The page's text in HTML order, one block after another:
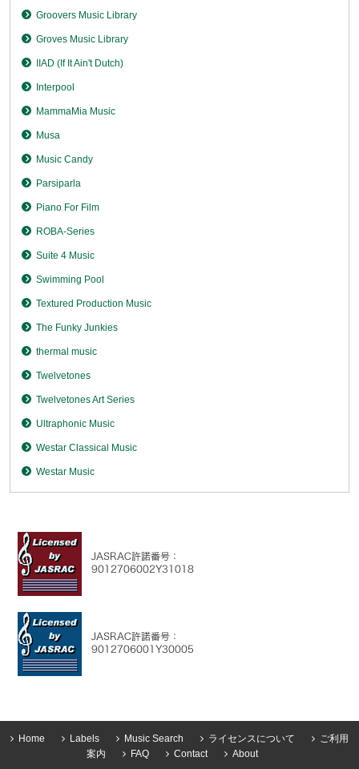
Groovers Music Library
Groves Music Library
IIAD (If It Ain't Dutch)
Interpool
MammaMia Music
Musa
Music Candy
Parsiparla
Piano For Film
ROBA-Series
Suite 4 Music
Swimming Pool
Textured Production Music
The Funky Junkies
thermal music
Twelvetones
Twelvetones Art Series
Ultraphonic Music
Westar Classical Music
Westar Music
Home Labels Music Search ライセンスについて
ご利用
案内
FAQ Contact About